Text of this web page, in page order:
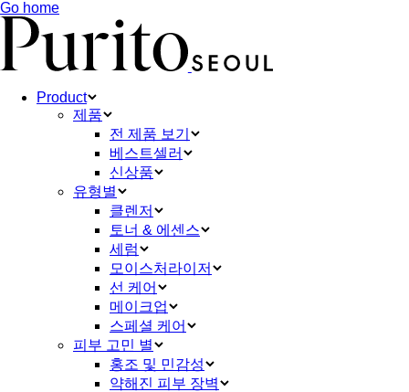
Go home
Product
제품
전 제품 보기
베스트셀러
신상품
유형별
클렌저
토너 & 에센스
세럼
모이스처라이저
선 케어
메이크업
스페셜 케어
피부 고민 별
홍조 및 민감성
약해진 피부 장벽